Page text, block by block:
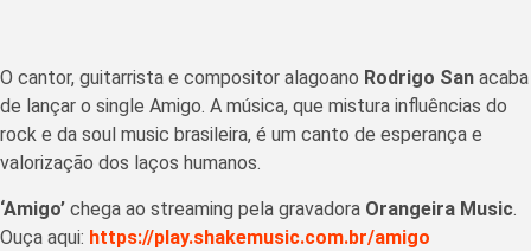
O cantor, guitarrista e compositor alagoano Rodrigo San acaba
de lançar o single Amigo. A música, que mistura influências do
rock e da soul music brasileira, é um canto de esperança e
valorização dos laços humanos.
‘Amigo’ chega ao streaming pela gravadora Orangeira Music.
Ouça aqui: https://play.shakemusic.com.br/amigo